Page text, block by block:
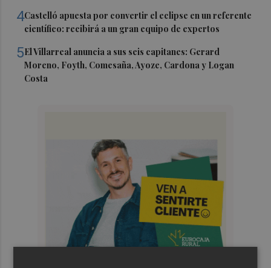
4Castelló apuesta por convertir el eclipse en un referente
científico: recibirá a un gran equipo de expertos
5El Villarreal anuncia a sus seis capitanes: Gerard
Moreno, Foyth, Comesaña, Ayoze, Cardona y Logan
Costa